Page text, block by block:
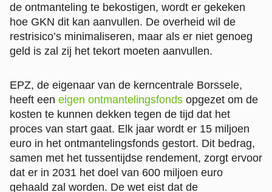
de ontmanteling te bekostigen, wordt er gekeken
hoe GKN dit kan aanvullen. De overheid wil de
restrisico’s minimaliseren, maar als er niet genoeg
geld is zal zij het tekort moeten aanvullen.
EPZ, de eigenaar van de kerncentrale Borssele,
heeft een eigen ontmantelingsfonds opgezet om de
kosten te kunnen dekken tegen de tijd dat het
proces van start gaat. Elk jaar wordt er 15 miljoen
euro in het ontmantelingsfonds gestort. Dit bedrag,
samen met het tussentijdse rendement, zorgt ervoor
dat er in 2031 het doel van 600 miljoen euro
gehaald zal worden. De wet eist dat de